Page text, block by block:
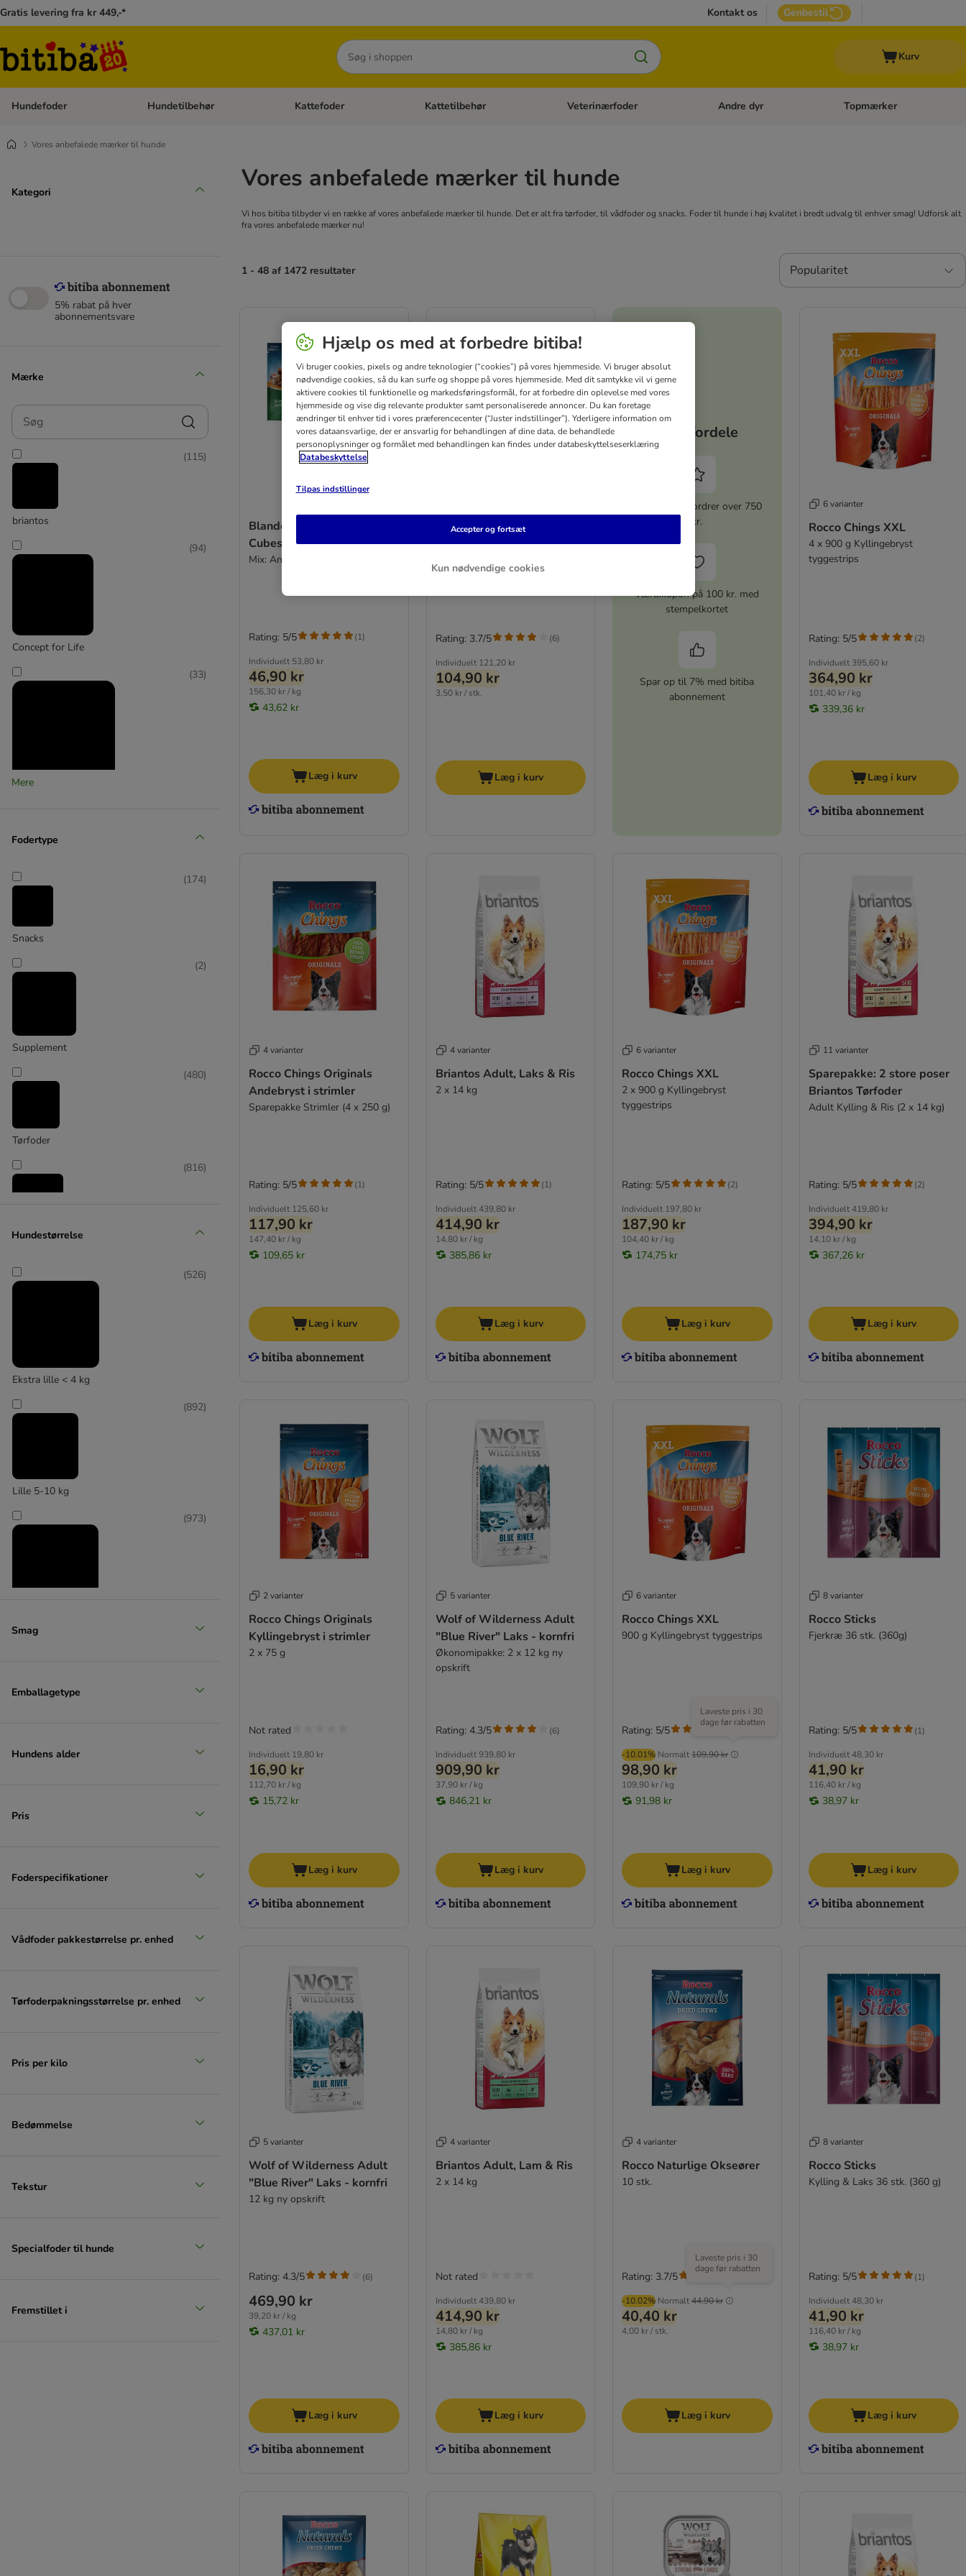
Gratis levering fra kr 449,-* Kontakt os Genbestil
Søg
Kurv
Hundefoder Åben kategori menu: Hundefoder
Hundetilbehør Åben kategori menu: Hundetilbehør
Kattefoder Åben kategori menu: Kattefoder
Kattetilbehør Åben kategori menu: Kattetilbehør
Veterinærfoder Åben kategori menu: Veterinærfoder
Andre dyr Åben kategori menu: Andre
Topmærker
Vores anbefalede mærker til hunde
Kategori
5% rabat på hver
abonnementsvare
Mærke
Søg
briantos
(115)
Concept for Life
(94)
(33)
DIBO
Lukullus
Mere
Fodertype
Snacks
(174)
Supplement
(2)
Tørfoder
(480)
Vådfoder
(816)
Hundestørrelse
Ekstra lille < 4 kg
(526)
Lille 5-10 kg
(892)
(973)
Ekstra stor > 45 kg
Smag
Emballagetype
Hundens alder
Pris
Foderspecifikationer
Vådfoder pakkestørrelse pr. enhed
Tørfoderpakningsstørrelse pr. enhed
Pris per kilo
Bedømmelse
Tekstur
Specialfoder til hunde
Fremstillet i
Vores anbefalede mærker til hunde
Vi hos bitiba tilbyder vi en række af vores anbefalede mærker til hunde. Det er alt fra tørfoder, til vådfoder og snacks. Foder til hunde i høj kvalitet i bredt udvalg til enhver smag! Udforsk alt
fra vores anbefalede mærker nu!
1 - 48 af 1472 resultater Popularitet
Blandet prøvepakke: Rocco
Cubes
Mix: And & Kylling
Individuelt 53,80 kr
46,90 kr
156,30 kr / kg
43,62 kr
Rating: 5/5 (1)
Læg i kurv
Rocco Naturlige Okseører
30 stk.
Individuelt 121,20 kr
104,90 kr
3,50 kr / stk.
Rating: 3.7/5 (6)
Læg i kurv
Dine fordele
5% rabat for ordrer over 750
kr.
Værdikupon på 100 kr. med
stempelkortet
Spar op til 7% med bitiba
abonnement
6 varianter
Rocco Chings XXL
4 x 900 g Kyllingebryst
tyggestrips
Individuelt 395,60 kr
364,90 kr
101,40 kr / kg
339,36 kr
Rating: 5/5 (2)
Læg i kurv
4 varianter
Rocco Chings Originals
Andebryst i strimler
Sparepakke Strimler (4 x 250 g)
Individuelt 125,60 kr
117,90 kr
147,40 kr / kg
109,65 kr
Rating: 5/5 (1)
Læg i kurv
4 varianter
Briantos Adult, Laks & Ris
2 x 14 kg
Individuelt 439,80 kr
414,90 kr
14,80 kr / kg
385,86 kr
Rating: 5/5 (1)
Læg i kurv
6 varianter
Rocco Chings XXL
2 x 900 g Kyllingebryst
tyggestrips
Individuelt 197,80 kr
187,90 kr
104,40 kr / kg
174,75 kr
Rating: 5/5 (2)
Læg i kurv
11 varianter
Sparepakke: 2 store poser
Briantos Tørfoder
Adult Kylling & Ris (2 x 14 kg)
Individuelt 419,80 kr
394,90 kr
14,10 kr / kg
367,26 kr
Rating: 5/5 (2)
Læg i kurv
2 varianter
Rocco Chings Originals
Kyllingebryst i strimler
2 x 75 g
Individuelt 19,80 kr
16,90 kr
112,70 kr / kg
15,72 kr
Not rated
Læg i kurv
5 varianter
Wolf of Wilderness Adult
"Blue River" Laks - kornfri
Økonomipakke: 2 x 12 kg ny
opskrift
Individuelt 939,80 kr
909,90 kr
37,90 kr / kg
846,21 kr
Rating: 4.3/5 (6)
Læg i kurv
6 varianter
Rocco Chings XXL
900 g Kyllingebryst tyggestrips
-10.01% Normalt109,90 kr
Laveste pris i 30
dage før rabatten
98,90 kr
109,90 kr / kg
91,98 kr
Rating: 5/5
Læg i kurv
8 varianter
Rocco Sticks
Fjerkræ 36 stk. (360g)
Individuelt 48,30 kr
41,90 kr
116,40 kr / kg
38,97 kr
Rating: 5/5 (1)
Læg i kurv
5 varianter
Wolf of Wilderness Adult
"Blue River" Laks - kornfri
12 kg ny opskrift
469,90 kr
39,20 kr / kg
437,01 kr
Rating: 4.3/5 (6)
Læg i kurv
4 varianter
Briantos Adult, Lam & Ris
2 x 14 kg
Individuelt 439,80 kr
414,90 kr
14,80 kr / kg
385,86 kr
Not rated
Læg i kurv
4 varianter
Rocco Naturlige Okseører
10 stk.
-10.02% Normalt44,90 kr
Laveste pris i 30
dage før rabatten
40,40 kr
4,00 kr / stk.
Rating: 3.7/5
Læg i kurv
8 varianter
Rocco Sticks
Kylling & Laks 36 stk. (360 g)
Individuelt 48,30 kr
41,90 kr
116,40 kr / kg
38,97 kr
Rating: 5/5 (1)
Læg i kurv
Hjælp os med at forbedre bitiba!
Vi bruger cookies, pixels og andre teknologier (“cookies”) på vores hjemmeside. Vi bruger absolut
nødvendige cookies, så du kan surfe og shoppe på vores hjemmeside. Med dit samtykke vil vi gerne
aktivere cookies til funktionelle og markedsføringsformål, for at forbedre din oplevelse med vores
hjemmeside og vise dig relevante produkter samt personaliserede annoncer. Du kan foretage
ændringer til enhver tid i vores præferencecenter (“Juster indstillinger”). Yderligere information om
vores dataansvarlige, der er ansvarlig for behandlingen af ​​dine data, de behandlede
personoplysninger og formålet med behandlingen kan findes under databeskyttelseserklæring
Databeskyttelse
Tilpas indstillinger
Kun nødvendige cookies
Accepter og fortsæt